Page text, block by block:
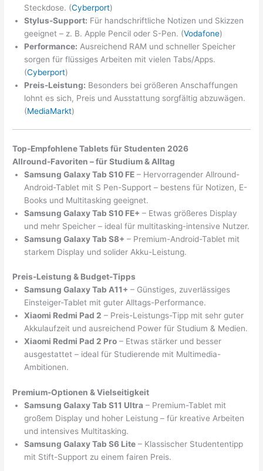
Steckdose. (Cyberport)
Stylus-Support: Für handschriftliche Notizen und Skizzen
geeignet – z. B. Apple Pencil oder S-Pen. (Vodafone)
Performance: Ausreichend RAM und schneller Speicher
sorgen für flüssiges Arbeiten mit vielen Tabs/Apps.
(Cyberport)
Preis-Leistung: Besonders bei größeren Anschaffungen
lohnt es sich, Preis und Ausstattung sorgfältig abzuwägen.
(MediaMarkt)
Top-Empfohlene Tablets für Studenten 2026
Allround-Favoriten – für Studium & Alltag
Samsung Galaxy Tab S10 FE – Hervorragender Allround-
Android-Tablet mit S Pen-Support – bestens für Notizen, E-
Books und Multitasking geeignet.
Samsung Galaxy Tab S10 FE+ – Etwas größeres Display
und mehr Speicher – ideal für multitasking-intensive Nutzer.
Samsung Galaxy Tab S8+ – Premium-Android-Tablet mit
starkem Display und solider Akku-Leistung.
Preis-Leistung & Budget-Tipps
Samsung Galaxy Tab A11+ – Günstiges, zuverlässiges
Einsteiger-Tablet mit guter Alltags-Performance.
Xiaomi Redmi Pad 2 – Preis-Leistungs-Tipp mit sehr guter
Akkulaufzeit und ausreichend Power für Studium & Medien.
Xiaomi Redmi Pad 2 Pro – Etwas stärker und besser
ausgestattet – ideal für Studierende mit Multimedia-
Ambitionen.
Premium-Optionen & Vielseitigkeit
Samsung Galaxy Tab S11 Ultra – Premium-Tablet mit
großem Display und hoher Leistung – für kreative Arbeiten
und intensives Multitasking.
Samsung Galaxy Tab S6 Lite – Klassischer Studententipp
mit Stift-Support zu einem fairen Preis.